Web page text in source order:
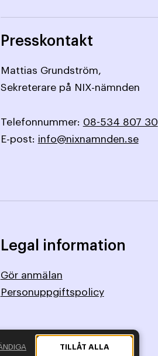
Presskontakt
Mattias Grundström,
Sekreterare på NIX-nämnden
Telefonnummer: 08-534 807 30
E-post: info@nixnamnden.se
Legal information
Gör anmälan
Personuppgiftspolicy
TILLÅT ALLA